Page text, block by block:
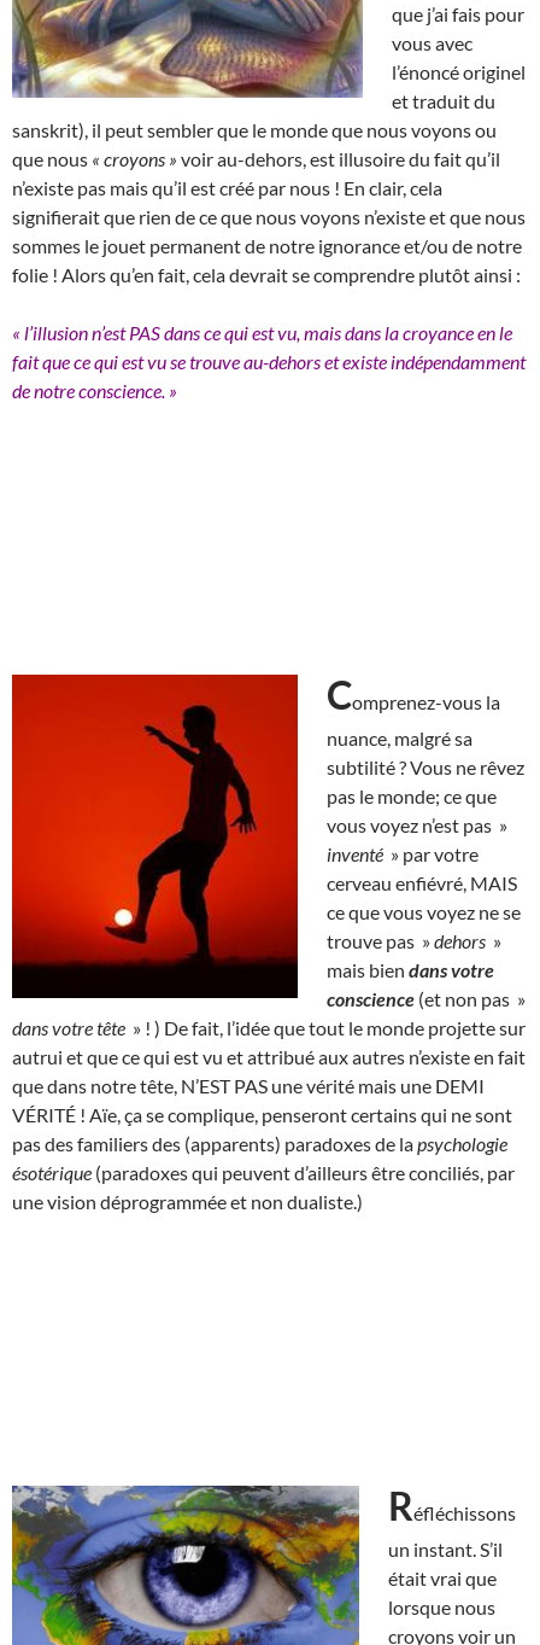
que j’ai fais pour
vous avec
l’énoncé originel
et traduit du
sanskrit), il peut sembler que le monde que nous voyons ou
que nous « croyons » voir au-dehors, est illusoire du fait qu’il
n’existe pas mais qu’il est créé par nous ! En clair, cela
signifierait que rien de ce que nous voyons n’existe et que nous
sommes le jouet permanent de notre ignorance et/ou de notre
folie ! Alors qu’en fait, cela devrait se comprendre plutôt ainsi :
« l’illusion n’est PAS dans ce qui est vu, mais dans la croyance en le
fait que ce qui est vu se trouve au-dehors et existe indépendamment
de notre conscience. »
Comprenez-vous la
nuance, malgré sa
subtilité ? Vous ne rêvez
pas le monde; ce que
vous voyez n’est pas »
inventé » par votre
cerveau enfiévré, MAIS
ce que vous voyez ne se
trouve pas »dehors »
mais bien dans votre
conscience (et non pas »
dans votre tête » ! ) De fait, l’idée que tout le monde projette sur
autrui et que ce qui est vu et attribué aux autres n’existe en fait
que dans notre tête, N’EST PAS une vérité mais une DEMI
VÉRITÉ ! Aïe, ça se complique, penseront certains qui ne sont
pas des familiers des (apparents) paradoxes de lapsychologie
ésotérique (paradoxes qui peuvent d’ailleurs être conciliés, par
une vision déprogrammée et non dualiste.)
Réfléchissons
un instant. S’il
était vrai que
lorsque nous
croyons voir un